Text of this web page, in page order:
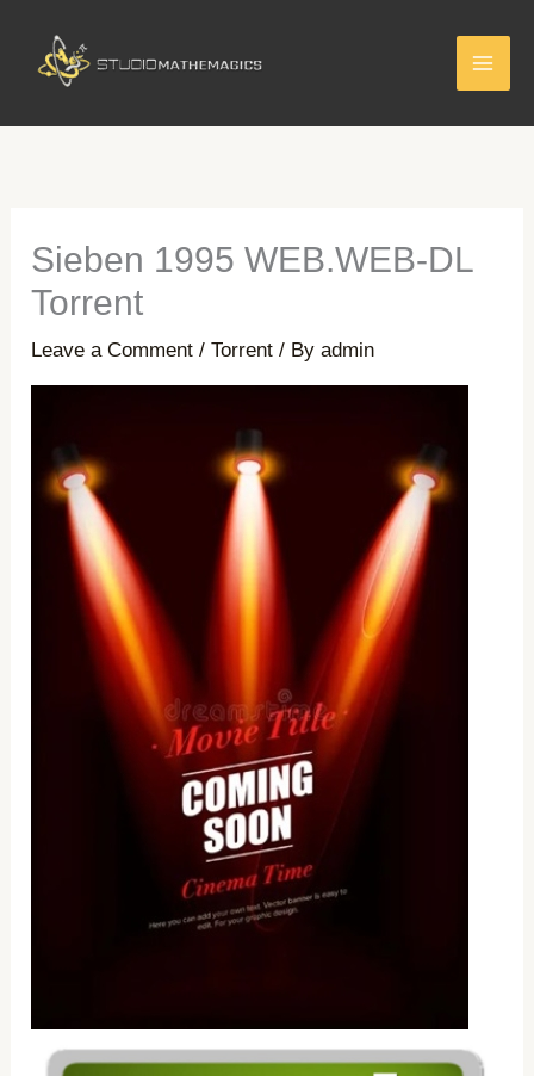
content
Sieben 1995 WEB.WEB-DL
Torrent
Leave a Comment /Torrent / Byadmin